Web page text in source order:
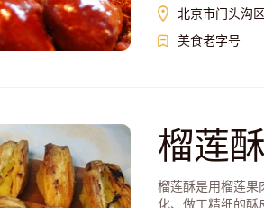
北京市门头沟
美食老字号
榴莲
榴莲酥是用榴莲果
化、做工精细的酥